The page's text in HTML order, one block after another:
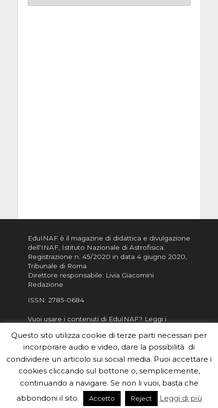
EduINAF è il magazine di didattica e divulgazione
dell'INAF, Istituto Nazionale di Astrofisica
Registrazione n. 45/2020 in data 4 giugno 2020,
Tribunale di Roma
Direttore responsabile: Livia Giacomini
Redazione
ISSN: 2785-0684
Vuoi usare i contenuti di EduINAF? Leggi i
Informativa sulla Privacy
Informatva sui Cookie
Per la rubrica de l'Astronomo risponde, per
inviarci le tue foto o i tuoi contributi, scrivici a
redazione.edu [chiocciola] inaf.it oppure
il form
Questo sito utilizza cookie di terze parti necessari per
incorporare audio e video, dare la possibilità di
condividere un articolo sui social media. Puoi accettare i
cookies cliccando sul bottone o, semplicemente,
continuando a navigare. Se non li vuoi, basta che
abbondoni il sito.
Accetto Reject Leggi di più